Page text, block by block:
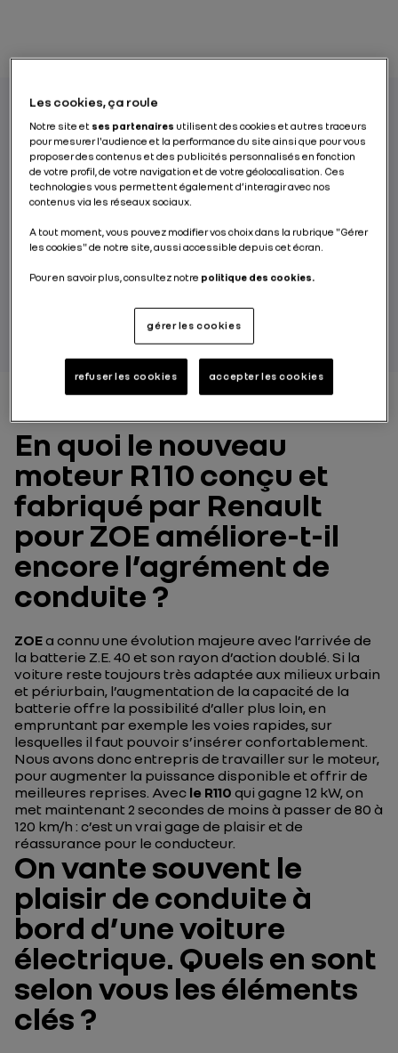
La conduite d’une voiture 100 % électrique
se traduit par un agrément très particulier,
qui ne fait que s’améliorer au fur et à mesure
que les moteurs évoluent. David Mazuir, Chef
de projet sur le moteur électrique qui équipe
la ZOE, nous explique pourquoi et comment.
PAR RENAULT GROUP
En quoi le nouveau
moteur R110 conçu et
fabriqué par Renault
pour ZOE améliore-t-il
encore l’agrément de
conduite ?
ZOEa connu une évolution majeure avec l’arrivée de
la batterie Z.E. 40 et son rayon d’action doublé. Si la
voiture reste toujours très adaptée aux milieux urbain
et périurbain, l’augmentation de la capacité de la
batterie offre la possibilité d’aller plus loin, en
empruntant par exemple les voies rapides, sur
lesquelles il faut pouvoir s’insérer confortablement.
Nous avons donc entrepris de travailler sur le moteur,
pour augmenter la puissance disponible et offrir de
meilleures reprises. Avec le R110 qui gagne 12 kW, on
met maintenant 2 secondes de moins à passer de 80 à
120 km/h : c’est un vrai gage de plaisir et de
réassurance pour le conducteur.
On vante souvent le
plaisir de conduite à
bord d’une voiture
électrique. Quels en sont
selon vous les éléments
clés ?
Les cookies, ça roule
Notre site et ses partenaires utilisent des cookies et autres traceurs
pour mesurer l'audience et la performance du site ainsi que pour vous
proposer des contenus et des publicités personnalisés en fonction
de votre profil, de votre navigation et de votre géolocalisation. Ces
technologies vous permettent également d’interagir avec nos
contenus via les réseaux sociaux.
A tout moment, vous pouvez modifier vos choix dans la rubrique "Gérer
les cookies" de notre site, aussi accessible depuis cet écran.
Pour en savoir plus, consultez notre politique des cookies.
gérer les cookies
refuser les cookies accepter les cookies